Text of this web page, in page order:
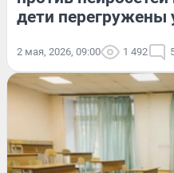
дети перегружены
2 мая, 2026, 09:00 1 492